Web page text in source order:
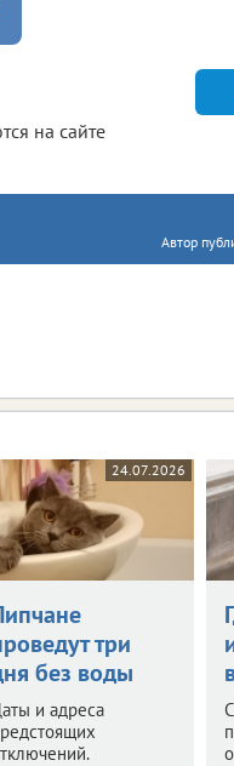
на сайте
Автор
24.07.2026
три
без воды
и адреса